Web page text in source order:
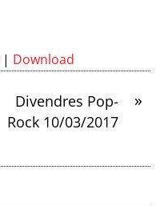
| Download
»
Divendres Pop-
Rock 10/03/2017